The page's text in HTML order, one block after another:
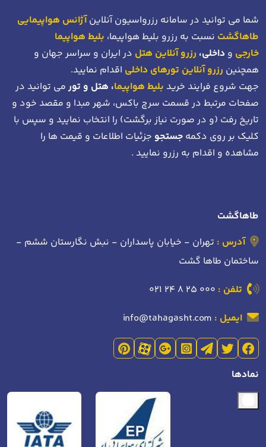
شما می توانید در سامانه رزرواسیون آنلاینآژانس هواپیمایی
طاهاگشت نسبت به رزرو بلیط هواپیما، بلیط هواپیما
خارجی و داخلی، رزرو آنلاین هتل در ایران و سراسر جهان و
همچنین رزرو آنلاین تورهای داخلی اقدام نمایید.
جهت شروع فرایند خرید بلیط هواپیما، هتل و تورمی توانید در
صفحات مرتبط در قسمت سرچ باکس، شهر مبدا و مقصد خود و
تاریخ رفت (و در صورت نیاز برگشت) را انتخاب نمایید و سپس با
کلیک بر روی دکمه جستجو جزئیات اطلاعات و قیمت ها را
مشاهده و اقدام به رزرو نمایید .
طاهاگشت
آدرس : تهران - خیابان پاسداران - نبش نگارستان ششم -
ساختمان طاها گشت
تلفن : 021 24 8 25 000
ایمیل : info@tahagasht.com
نمادها